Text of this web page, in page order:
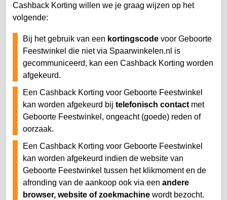
Cashback Korting willen we je graag wijzen op het
volgende:
Bij het gebruik van een kortingscode voor Geboorte
Feestwinkel die niet via Spaarwinkelen.nl is
gecommuniceerd, kan een Cashback Korting worden
afgekeurd.
Een Cashback Korting voor Geboorte Feestwinkel
kan worden afgekeurd bij telefonisch contact met
Geboorte Feestwinkel, ongeacht (goede) reden of
oorzaak.
Een Cashback Korting voor Geboorte Feestwinkel
kan worden afgekeurd indien de website van
Geboorte Feestwinkel tussen het klikmoment en de
afronding van de aankoop ook via een andere
browser, website of zoekmachine wordt bezocht.